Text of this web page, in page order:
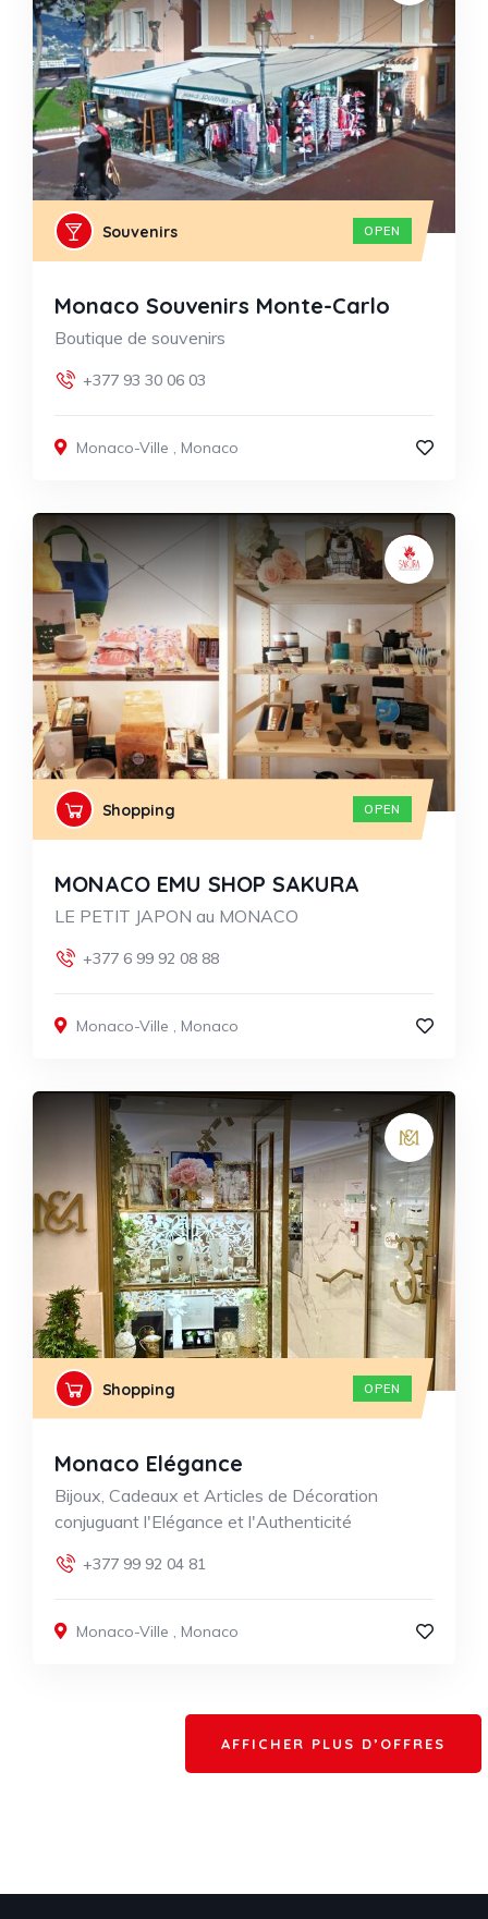
Souvenirs OPEN
Monaco Souvenirs Monte-Carlo
Boutique de souvenirs
+377 93 30 06 03
Monaco-Ville , Monaco
Shopping OPEN
MONACO EMU SHOP SAKURA
LE PETIT JAPON au MONACO
+377 6 99 92 08 88
Monaco-Ville , Monaco
Shopping OPEN
Monaco Elégance
Bijoux, Cadeaux et Articles de Décoration
conjuguant l'Elégance et l'Authenticité
+377 99 92 04 81
Monaco-Ville , Monaco
AFFICHER PLUS D’OFFRES